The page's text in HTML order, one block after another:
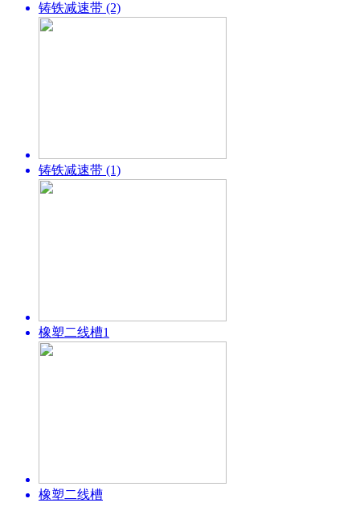
铸铁减速带 (2)
铸铁减速带 (1)
橡塑二线槽1
橡塑二线槽